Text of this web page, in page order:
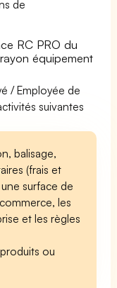
de
RC PRO du
équipement
/ Employée de
suivantes
balisage,
(frais et
surface de
les
et les règles
ou